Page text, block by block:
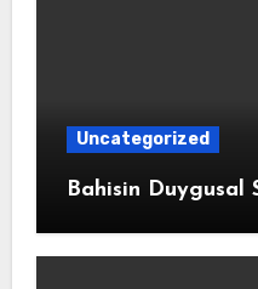
Uncategorized
Bahisin